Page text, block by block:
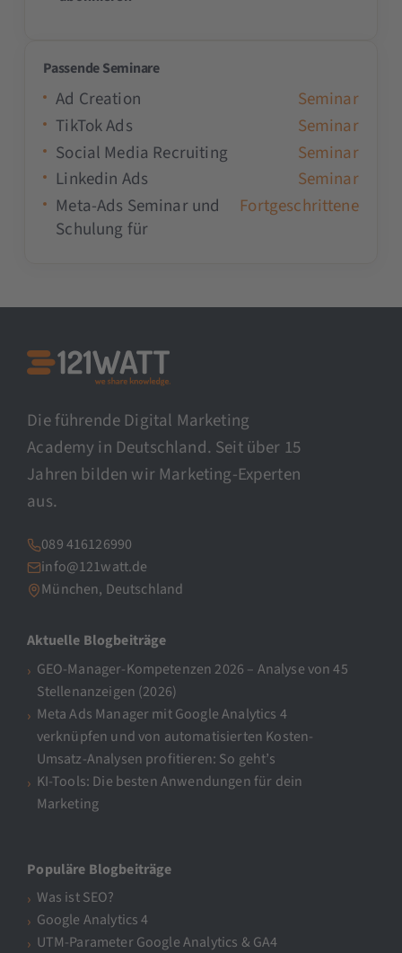
Passende Seminare
Ad Creation
Seminar
TikTok Ads
Seminar
Social Media Recruiting
Seminar
Linkedin Ads
Seminar
Meta-Ads Seminar und
Schulung für
Fortgeschrittene
Die führende Digital Marketing
Academy in Deutschland. Seit über 15
Jahren bilden wir Marketing-Experten
aus.
089 416126990
info@121watt.de
München, Deutschland
Aktuelle Blogbeiträge
GEO-Manager-Kompetenzen 2026 – Analyse von 45
Stellenanzeigen (2026)
Meta Ads Manager mit Google Analytics 4
verknüpfen und von automatisierten Kosten-
Umsatz-Analysen profitieren: So geht’s
KI-Tools: Die besten Anwendungen für dein
Marketing
Populäre Blogbeiträge
Was ist SEO?
Google Analytics 4
UTM-Parameter Google Analytics & GA4